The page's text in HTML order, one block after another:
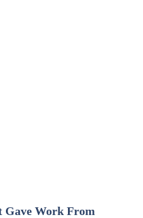
Gave Work From